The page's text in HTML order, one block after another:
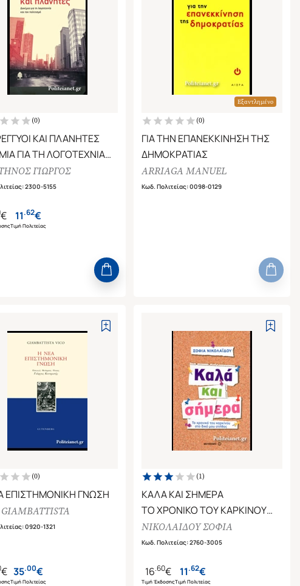
(0)
ΚΑΙ ΠΛΑΝΗΤΕΣ
ΓΙΑ ΤΗ ΛΟΓΟΤΕΧΝΙΑ
ΠΟΛΙΤΙΣΜΟ
ΓΙΩΡΓΟΣ
:2300-5155
€ 11.62€
Τιμή Πολιτείας
Εξαντλημένο
(0)
ΓΙΑ ΤΗΝ ΕΠΑΝΕΚΚΙΝΗΣΗ ΤΗΣ
ΔΗΜΟΚΡΑΤΙΑΣ
ARRIAGA MANUEL
Κωδ. Πολιτείας:0098-0129
(0)
ΕΠΙΣΤΗΜΟΝΙΚΗ ΓΝΩΣΗ
:0920-1321
€ 35.00€
Τιμή Πολιτείας
(1)
ΚΑΛΑ ΚΑΙ ΣΗΜΕΡΑ
ΤΟ ΧΡΟΝΙΚΟ ΤΟΥ ΚΑΡΚΙΝΟΥ
ΣΤΟ ΔΙΚΟ ΜΟΥ ΣΤΗΘΟΣ
ΝΙΚΟΛΑΙΔΟΥ ΣΟΦΙΑ
Κωδ. Πολιτείας:2760-3005
16.60€
Τιμή Έκδοσης
11.62€
Τιμή Πολιτείας